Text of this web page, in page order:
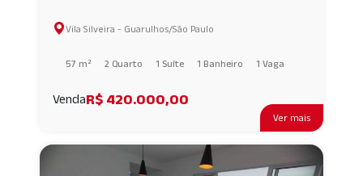
Ver mais
Vila Silveira - Guarulhos/São Paulo
57 m² 2 Quarto 1 Suíte 1 Banheiro 1 Vaga
VendaR$ 420.000,00